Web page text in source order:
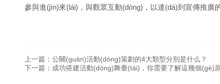
參與進(jìn)來(lái)，與觀眾互動(dòng)，以達(dá)到宣傳推廣
上一篇： 公關(guān)活動(dòng)策劃的4大類型分別是什么？
下一篇： 成功搭建活動(dòng)舞臺(tái)，你需要了解這幾個(gè)原